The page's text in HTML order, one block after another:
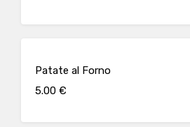
Patate al Forno
5.00 €